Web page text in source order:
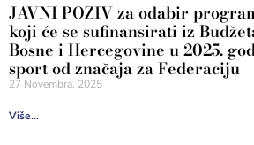
JAVNI POZIV za odabir
koji će se sufinansirati iz
Bosne i Hercegovine u 2025.
sport od značaja za Federaciju
27 Novembra, 2025
Više...